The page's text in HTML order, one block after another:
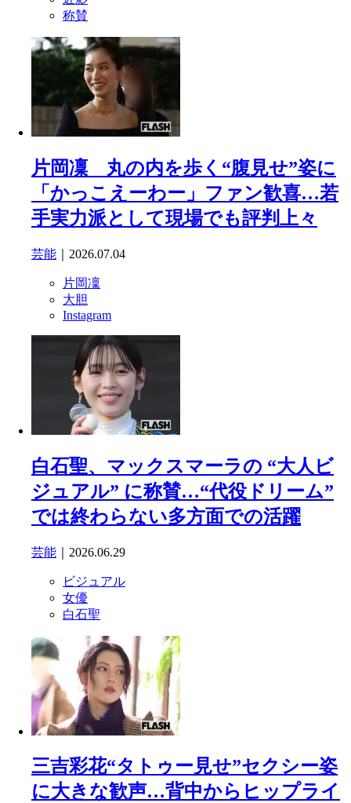
称賛
片岡凜 丸の内を歩く“腹見せ”姿に
「かっこえーわー」ファン歓喜…若
手実力派として現場でも評判上々
芸能 ｜2026.07.04
片岡凜
大胆
Instagram
白石聖、マックスマーラの “大人ビ
ジュアル” に称賛…“代役ドリーム”
では終わらない多方面での活躍
芸能 ｜2026.06.29
ビジュアル
女優
白石聖
三吉彩花“タトゥー見せ”セクシー姿
に大きな歓声…背中からヒップライ